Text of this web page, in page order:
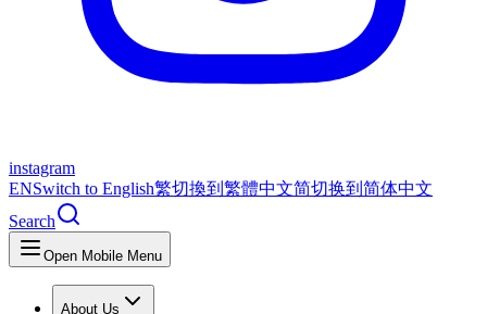
instagram
ENSwitch to English繁切換到繁體中文简切换到简体中文
Search
Open Mobile Menu
About Us